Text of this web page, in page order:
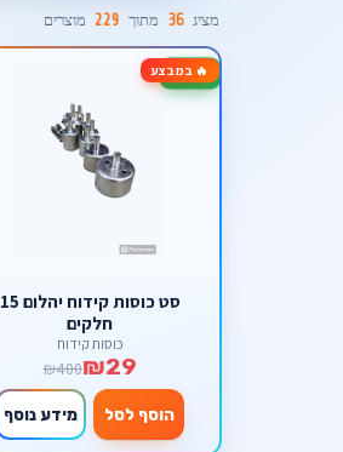
מציג 36 מתוך 229 מוצרים
🔥 במבצע-93%
סט כוסות קידוח יהלום 15
חלקים
כוסות קידוח
₪29
₪400
הוסף לסל מידע נוסף